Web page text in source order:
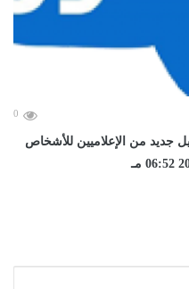
0
جيل جديد من الإعلاميين للأشخاص